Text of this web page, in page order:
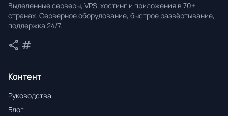
Выделенные серверы, VPS-хостинг и приложения в 70+
странах. Серверное оборудование, быстрое развёртывание,
поддержка 24/7.
share Поделиться
tag
Контент
Руководства
Блог